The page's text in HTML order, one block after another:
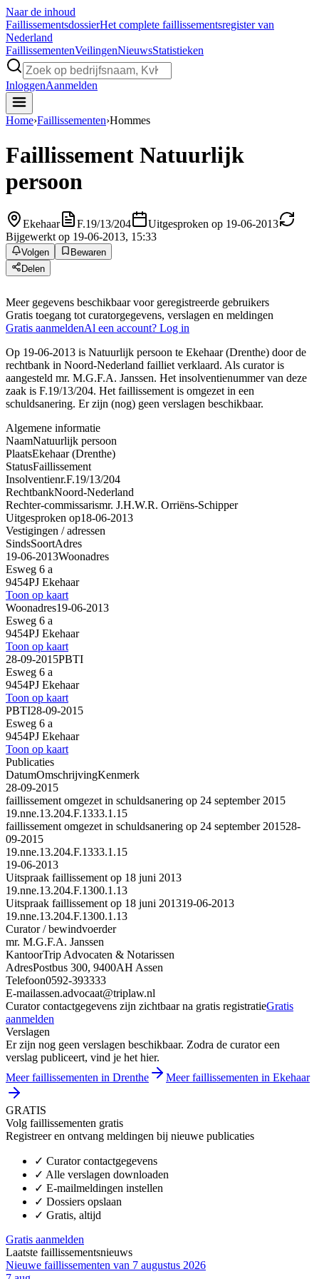
Naar de inhoud
FaillissementsdossierHet complete faillissementsregister van
Nederland
FaillissementenVeilingenNieuwsStatistieken
InloggenAanmelden
Home›Faillissementen›Hommes
Faillissement Natuurlijk
persoon
Ekehaar F.19/13/204
Uitgesproken op 19-06-2013
Bijgewerkt op 19-06-2013, 15:33
Volgen
Bewaren
Delen
Meer gegevens beschikbaar voor geregistreerde gebruikers
Gratis toegang tot curatorgegevens, verslagen en meldingen
Gratis aanmeldenAl een account? Log in
Op 19-06-2013 is Natuurlijk persoon te Ekehaar (Drenthe) door de
rechtbank in Noord-Nederland failliet verklaard. Als curator is
aangesteld mr. M.G.F.A. Janssen. Het insolventienummer van deze
zaak is F.19/13/204. Het faillissement is omgezet in een
schuldsanering. Er zijn (nog) geen verslagen beschikbaar.
Algemene informatie
NaamNatuurlijk persoon
PlaatsEkehaar (Drenthe)
StatusFaillissement
Insolventienr.F.19/13/204
RechtbankNoord-Nederland
Rechter-commissarismr. J.H.W.R. Orriëns-Schipper
Uitgesproken op18-06-2013
Vestigingen / adressen
SindsSoortAdres
19-06-2013Woonadres
Esweg 6 a
9454PJ Ekehaar
Toon op kaart
Woonadres19-06-2013
Esweg 6 a
9454PJ Ekehaar
Toon op kaart
28-09-2015PBTI
Esweg 6 a
9454PJ Ekehaar
Toon op kaart
PBTI28-09-2015
Esweg 6 a
9454PJ Ekehaar
Toon op kaart
Publicaties
DatumOmschrijvingKenmerk
28-09-2015
faillissement omgezet in schuldsanering op 24 september 2015
19.nne.13.204.F.1333.1.15
faillissement omgezet in schuldsanering op 24 september 201528-
09-2015
19.nne.13.204.F.1333.1.15
19-06-2013
Uitspraak faillissement op 18 juni 2013
19.nne.13.204.F.1300.1.13
Uitspraak faillissement op 18 juni 201319-06-2013
19.nne.13.204.F.1300.1.13
Curator / bewindvoerder
mr. M.G.F.A. Janssen
KantoorTrip Advocaten & Notarissen
AdresPostbus 300, 9400AH Assen
Telefoon0592-393333
E-mailassen.advocaat@triplaw.nl
Curator contactgegevens zijn zichtbaar na gratis registratieGratis
aanmelden
Verslagen
Er zijn nog geen verslagen beschikbaar. Zodra de curator een
verslag publiceert, vind je het hier.
Meer faillissementen in Drenthe
Meer faillissementen in Ekehaar
GRATIS
Volg faillissementen gratis
Registreer en ontvang meldingen bij nieuwe publicaties
✓ Curator contactgegevens
✓ Alle verslagen downloaden
✓ E-mailmeldingen instellen
✓ Dossiers opslaan
✓ Gratis, altijd
Gratis aanmelden
Laatste faillissementsnieuws
Nieuwe faillissementen van 7 augustus 2026